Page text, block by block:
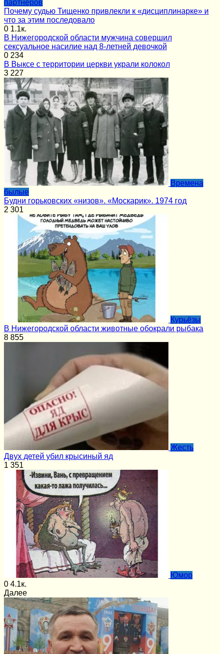
партнёров
Почему судью Тищенко привлекли к «дисциплинарке» и
что за этим последовало
0 1.1к.
В Нижегородской области мужчина совершил
сексуальное насилие над 8-летней девочкой
0 234
В Выксе с территории церкви украли колокол
3 227
Времена
былые
Будни горьковских «низов». «Москарик». 1974 год
2 301
Курьёзы
В Нижегородской области животные обокрали рыбака
8 855
Жесть
Двух детей убил крысиный яд
1 351
Юмор
0 4.1к.
Далее